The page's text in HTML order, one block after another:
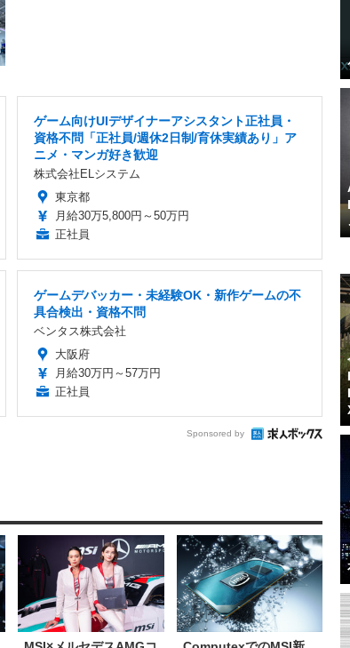
ゲーム向けUIデザイナーアシスタント正社員・
資格不問「正社員/週休2日制/育休実績あり」ア
ニメ・マンガ好き歓迎
株式会社ELシステム
東京都
月給30万5,800円～50万円
正社員
ゲームデバッカー・未経験OK・新作ゲームの不
具合検出・資格不問
ベンタス株式会社
大阪府
月給30万円～57万円
正社員
Sponsored by